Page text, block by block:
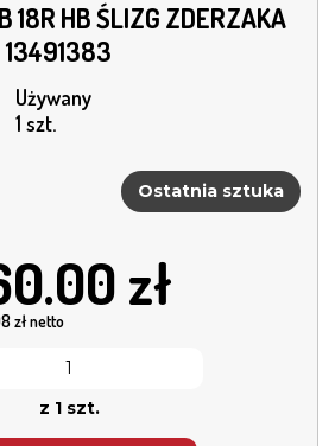
18R HB ŚLIZG ZDERZAKA
13491383
Używany
1 szt.
Ostatnia sztuka
zł
zł netto
z 1 szt.